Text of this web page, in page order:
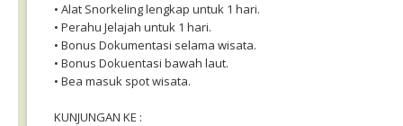
• Alat Snorkeling lengkap untuk 1 hari.
• Perahu Jelajah untuk 1 hari.
• Bonus Dokumentasi selama wisata.
• Bonus Dokuentasi bawah laut.
• Bea masuk spot wisata.
KUNJUNGAN KE :